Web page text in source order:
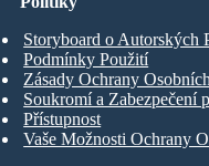
Storyboard o Autorských
Podmínky Použití
Zásady Ochrany
Soukromí a Zabezpečení
Přístupnost
Vaše Možnosti Ochrany